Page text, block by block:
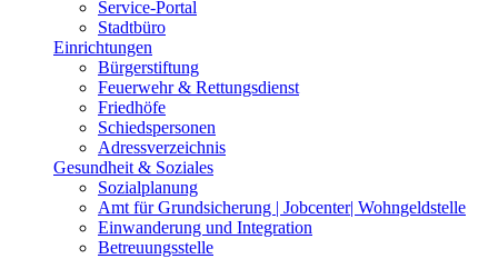
Service-Portal
Stadtbüro
Einrichtungen
Bürgerstiftung
Feuerwehr & Rettungsdienst
Friedhöfe
Schiedspersonen
Adressverzeichnis
Gesundheit & Soziales
Sozialplanung
Amt für Grundsicherung | Jobcenter| Wohngeldstelle
Einwanderung und Integration
Betreuungsstelle